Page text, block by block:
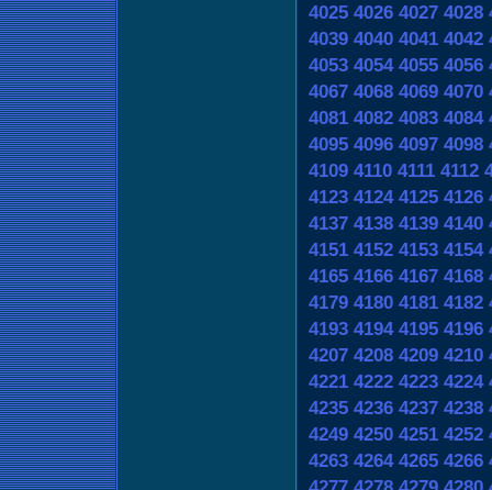
4025 4026 4027 4028
4039 4040 4041 4042
4053 4054 4055 4056
4067 4068 4069 4070
4081 4082 4083 4084
4095 4096 4097 4098
4109 4110 4111 4112
4123 4124 4125 4126
4137 4138 4139 4140
4151 4152 4153 4154
4165 4166 4167 4168
4179 4180 4181 4182
4193 4194 4195 4196
4207 4208 4209 4210
4221 4222 4223 4224
4235 4236 4237 4238
4249 4250 4251 4252
4263 4264 4265 4266